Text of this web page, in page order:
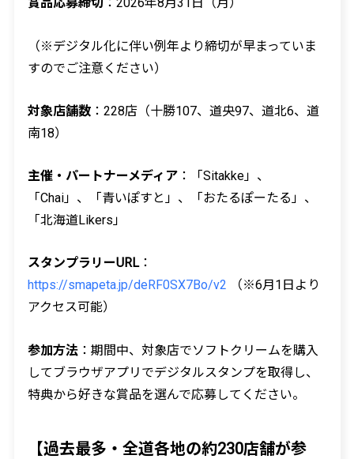
賞品応募締切 ：2026年8月31日（月）
（※デジタル化に伴い例年より締切が早まっていま
すのでご注意ください）
対象店舗数 ：228店（十勝107、道央97、道北6、道
南18）
主催・パートナーメディア ：「Sitakke」、
「Chai」、「青いぽすと」、「おたるぽーたる」、
「北海道Likers」
スタンプラリーURL：
https://smapeta.jp/deRF0SX7Bo/v2 （※6月1日より
アクセス可能）
参加方法 ：期間中、対象店でソフトクリームを購入
してブラウザアプリでデジタルスタンプを取得し、
特典から好きな賞品を選んで応募してください。
【過去最多・全道各地の約230店舗が参